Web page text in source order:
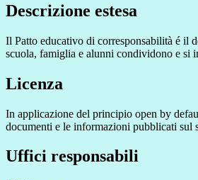
Descrizione estesa
Il Patto educativo di corresponsabilità é il
scuola, famiglia e alunni condividono e si
Licenza
In applicazione del principio open by
documenti e le informazioni pubblicati
Uffici responsabili